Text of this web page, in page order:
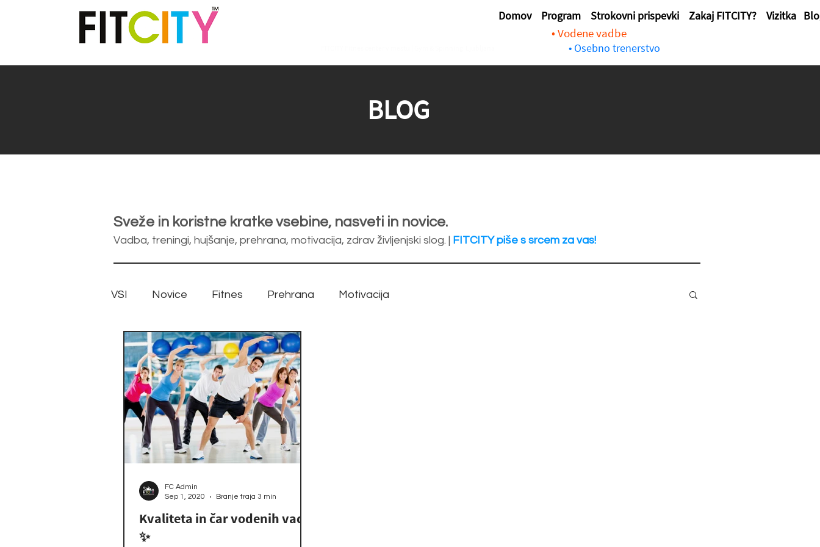
Domov Program Strokovni prispevki Zakaj FITCITY? Vizitka
• Vodene vadbe
• Osebno trenerstvo
BLOG
Sveže in koristne kratke vsebine, nasveti in novice.
Vadba, treningi, hujšanje, prehrana, motivacija, zdrav življenjski slog. | FITCITY piše s srcem za vas!
VSI Novice Fitnes Prehrana Motivacija
Kvaliteta in čar vodenih vadb
✨
FC Admin
Sep 1, 2020
Branje traja 3 min